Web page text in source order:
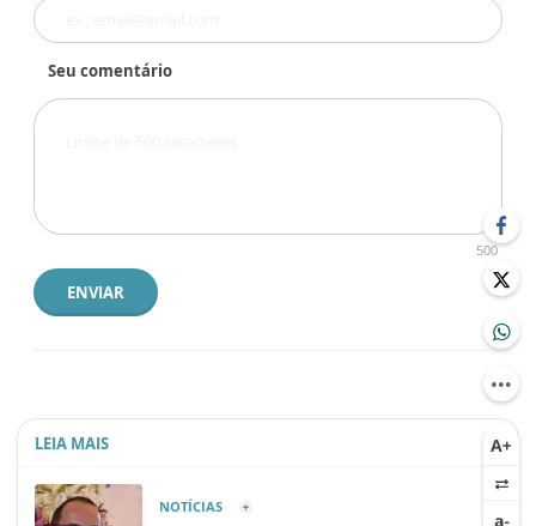
Seu comentário
500
ENVIAR
LEIA MAIS
NOTÍCIAS